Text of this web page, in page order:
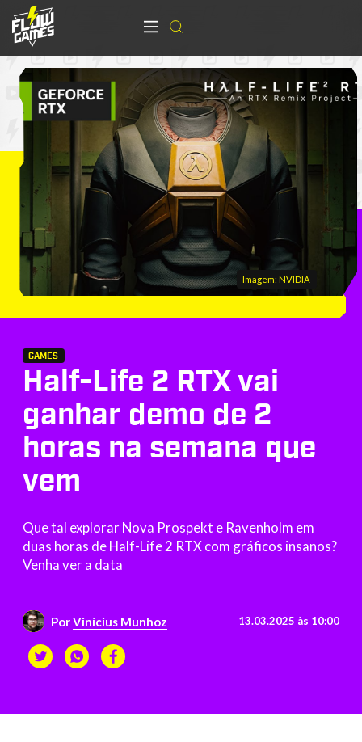
Imagem: NVIDIA
GAMES
Half-Life 2 RTX vai
ganhar demo de 2
horas na semana que
vem
Que tal explorar Nova Prospekt e Ravenholm em
duas horas de Half-Life 2 RTX com gráficos insanos?
Venha ver a data
PorVinícius Munhoz 13.03.2025 às 10:00